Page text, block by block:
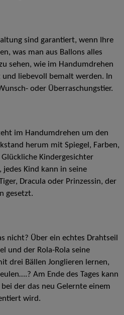
sind garantiert, wenn Ihre
was man aus Ballons alles
sehen, wie im Handumdrehen
liebevoll bemalt werden. In
oder Überraschungstier.
im Handumdrehen um den
herum mit Spiegel, Farben,
Kindergesichter
Kind kann in seine
Dracula oder Prinzessin, der
gesetzt.
nicht? Über ein echtes Drahtseil
und der Rola-Rola seine
drei Bällen Jonglieren lernen,
Am Ende des Tages kann
der das neu Gelernte einem
wird.